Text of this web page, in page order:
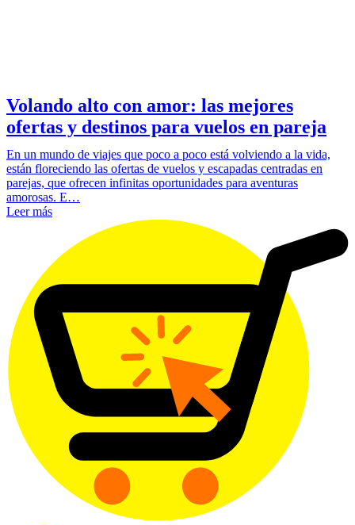
Volando alto con amor: las mejores
ofertas y destinos para vuelos en pareja
En un mundo de viajes que poco a poco está volviendo a la vida,
están floreciendo las ofertas de vuelos y escapadas centradas en
parejas, que ofrecen infinitas oportunidades para aventuras
amorosas. E…
Leer más